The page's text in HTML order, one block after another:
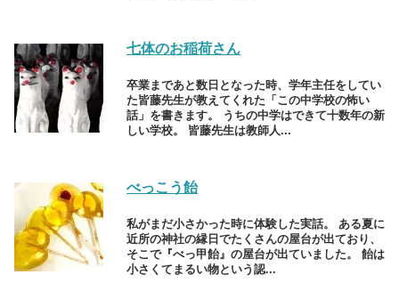
七体のお稲荷さん
卒業まであと数日となった時、学年主任をしてい
た皆藤先生が教えてくれた「この中学校の怖い
話」を書きます。 うちの中学はできて十数年の新
しい学校。 皆藤先生は教師人...
べっこう飴
私がまだ小さかった時に体験した実話。 ある夏に
近所の神社の縁日でたくさんの屋台が出ており、
そこで『べっ甲飴』の屋台が出ていました。 飴は
小さくてまるい物という認...